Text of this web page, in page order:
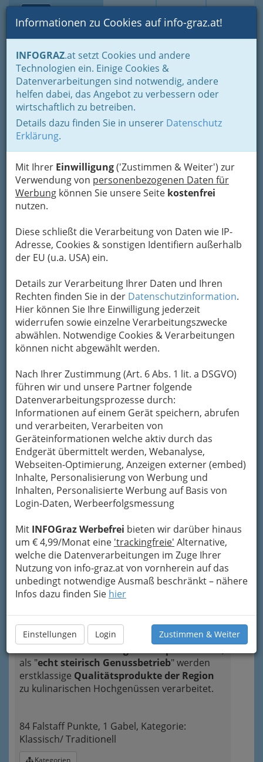
Suche Login Toggle
Informationen zu Cookies auf info-graz.at!
INFOGRAZ.at setzt Cookies und andere
Technologien ein. Einige Cookies &
Datenverarbeitungen sind notwendig, andere
helfen dabei, das Angebot zu verbessern oder
wirtschaftlich zu betreiben.
Details dazu finden Sie in unserer Datenschutz
Erklärung.
Mit Ihrer Einwilligung('Zustimmen & Weiter') zur
Verwendung von personenbezogenen Daten für
Werbung können Sie unsere Seite kostenfrei
nutzen.
Diese schließt die Verarbeitung von Daten wie IP-
Adresse, Cookies & sonstigen Identifiern außerhalb
der EU (u.a. USA) ein.
Details zur Verarbeitung Ihrer Daten und Ihren
Rechten finden Sie in der Datenschutzinformation.
Hier können Sie Ihre Einwilligung jederzeit
widerrufen sowie einzelne Verarbeitungszwecke
abwählen. Notwendige Cookies & Verarbeitungen
können nicht abgewählt werden.
Nach Ihrer Zustimmung (Art. 6 Abs. 1 lit. a DSGVO)
führen wir und unsere Partner folgende
Datenverarbeitungsprozesse durch:
Informationen auf einem Gerät speichern, abrufen
und verarbeiten, Verarbeiten von
Geräteinformationen welche aktiv durch das
Endgerät übermittelt werden, Webanalyse,
Webseiten-Optimierung, Anzeigen externer (embed)
Inhalte, Personalisierung von Werbung und
Inhalten, Personalisierte Werbung auf Basis von
Login-Daten, Werbeerfolgsmessung
Mit INFOGraz Werbefrei bieten wir darüber hinaus
um € 4,99/Monat eine 'trackingfreie' Alternative,
welche die Datenverarbeitungen im Zuge Ihrer
Nutzung von info-graz.at von vornherein auf das
unbedingt notwendige Ausmaß beschränkt – nähere
Infos dazu finden Sie hier
Einstellungen Login Zustimmen & Weiter
Home
Gastronomie
Gastronomie: Toprestaurants & Gasthäuser
Gourmet - Hauben und Sterne
Restaurants in Graz für
Gourmets -
Restaurantführer für
Feinschmecker
Gourmet oder Gourmand: Wer
den Unterschied versteht,
bevorzugt gelegentlich die
Haubenküche in Graz.
Nach den einzelnen Einträgen gibt es noch
auch direkt über das„Info-Icon“
rechts oben
erreichen.
Bezirksauswahl
Alle Bezirke
Restaurant Florian im Parkhotel
Graz
+43 316 3630-60
+43 316 3630-50
Neugierig?
DasRestaurant FLORIAN im Parkhotel Graz
bietet mit seinen gemütlichen Stuben, dem
romantischen Gastgarten das passende
Ambiente für jede Gelegenheit. Ob
als "echt steirisch Genussbetrieb" werden
erstklassige Qualitätsprodukte der Region
zu kulinarischen Hochgenüssen verarbeitet.
84 Falstaff Punkte, 1 Gabel, Kategorie:
Klassisch/ Traditionell
Kategorien